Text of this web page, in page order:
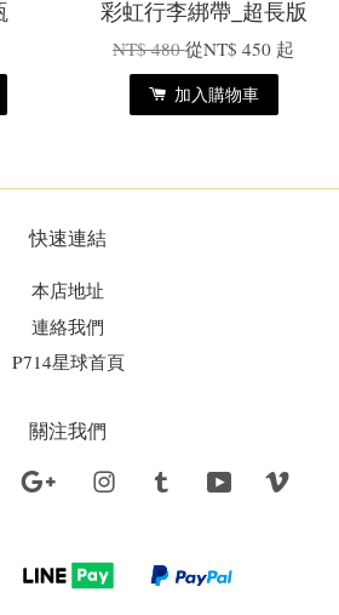
彩虹行李綁帶_超長版
NT$ 480從NT$ 450 起
加入購物車
快速連結
本店地址
連絡我們
P714星球首頁
關注我們
Google Instagram Tumblr YouTube